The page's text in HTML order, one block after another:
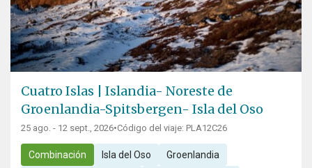
Cuatro Islas | Islandia- Noreste de
Groenlandia-Spitsbergen- Isla del Oso
25 ago. - 12 sept., 2026•Código del viaje: PLA12C26
Combinación Isla del Oso Groenlandia